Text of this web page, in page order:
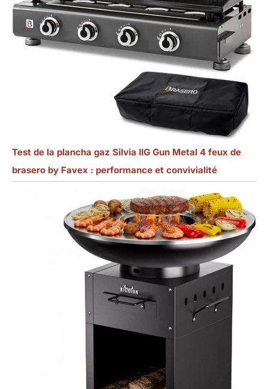
Test de la plancha gaz Silvia IIG Gun Metal 4 feux de
brasero by Favex : performance et convivialité